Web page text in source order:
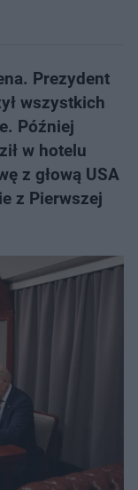
Prezydent
wszystkich
Później
w hotelu
z głową USA
z Pierwszej